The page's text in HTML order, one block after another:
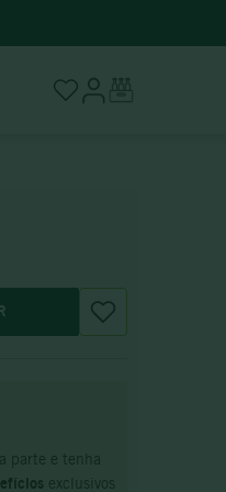
dia em BH pedidos feitos
parte e tenha
exclusivos